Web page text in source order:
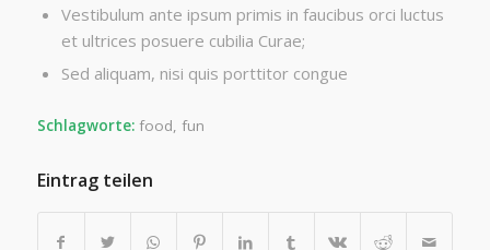
Vestibulum ante ipsum primis in faucibus orci luctus
et ultrices posuere cubilia Curae;
Sed aliquam, nisi quis porttitor congue
Schlagworte: food, fun
Eintrag teilen